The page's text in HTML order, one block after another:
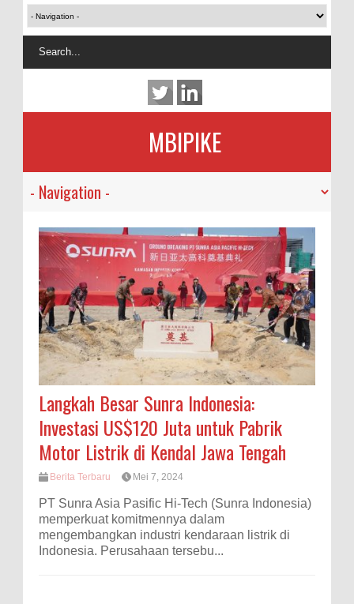
MBIPIKE
Langkah Besar Sunra Indonesia:
Investasi US$120 Juta untuk Pabrik
Motor Listrik di Kendal Jawa Tengah
Berita Terbaru Mei 7, 2024
PT Sunra Asia Pasific Hi-Tech (Sunra Indonesia)
memperkuat komitmennya dalam
mengembangkan industri kendaraan listrik di
Indonesia. Perusahaan tersebu...